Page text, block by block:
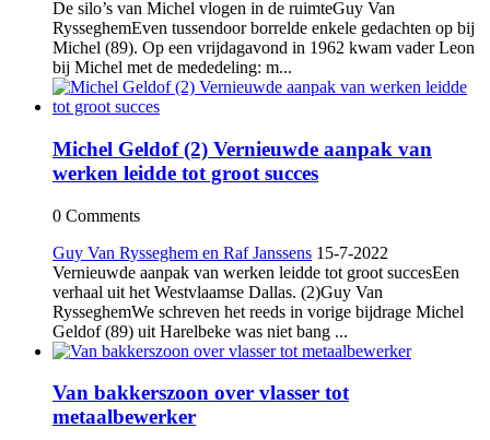
De silo’s van Michel vlogen in de ruimteGuy Van
RysseghemEven tussendoor borrelde enkele gedachten op bij
Michel (89). Op een vrijdagavond in 1962 kwam vader Leon
bij Michel met de mededeling: m...
Michel Geldof (2) Vernieuwde aanpak van
werken leidde tot groot succes
0 Comments
Guy Van Rysseghem en Raf Janssens 15-7-2022
Vernieuwde aanpak van werken leidde tot groot succesEen
verhaal uit het Westvlaamse Dallas. (2)Guy Van
RysseghemWe schreven het reeds in vorige bijdrage Michel
Geldof (89) uit Harelbeke was niet bang ...
Van bakkerszoon over vlasser tot
metaalbewerker